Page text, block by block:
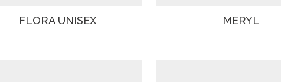
FLORA UNISEX MERYL